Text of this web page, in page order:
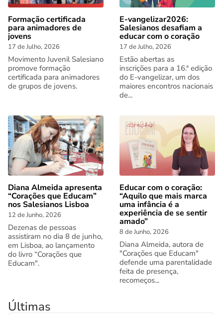
Formação certificada
para animadores de
jovens
17 de Julho, 2026
Movimento Juvenil Salesiano
promove formação
certificada para animadores
de grupos de jovens.
E-vangelizar2026:
Salesianos desafiam a
educar com o coração
17 de Julho, 2026
Estão abertas as
inscrições para a 16.ª edição
do E-vangelizar, um dos
maiores encontros nacionais
de...
Diana Almeida apresenta
“Corações que Educam”
nos Salesianos Lisboa
12 de Junho, 2026
Dezenas de pessoas
assistiram no dia 8 de junho,
em Lisboa, ao lançamento
do livro “Corações que
Educam".
Educar com o coração:
“Aquilo que mais marca
uma infância é a
experiência de se sentir
amado”
8 de Junho, 2026
Diana Almeida, autora de
"Corações que Educam"
defende uma parentalidade
feita de presença,
recomeços...
Últimas